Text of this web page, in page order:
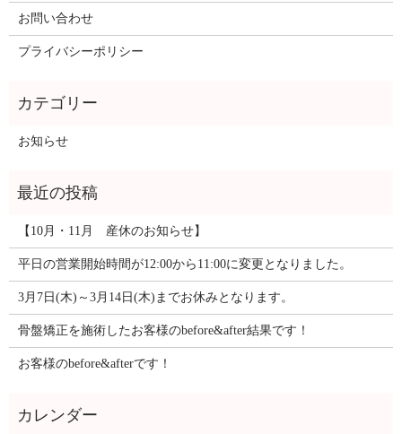
お問い合わせ
プライバシーポリシー
お知らせ
【10月・11月 産休のお知らせ】
平日の営業開始時間が12:00から11:00に変更となりました。
3月7日(木)～3月14日(木)までお休みとなります。
骨盤矯正を施術したお客様のbefore&after結果です！
お客様のbefore&afterです！